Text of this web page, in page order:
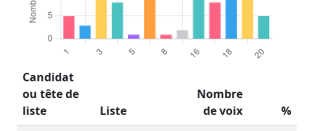
Candidat
ou tête de
liste
Liste
Nombre
de voix
%